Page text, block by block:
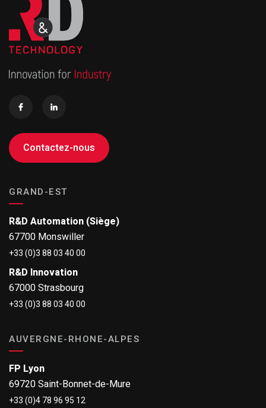
Contactez-nous
GRAND-EST
R&D Automation (Siège)
67700 Monswiller
+33 (0)3 88 03 40 00
R&D Innovation
67000 Strasbourg
+33 (0)3 88 03 40 00
AUVERGNE-RHONE-ALPES
FP Lyon
69720 Saint-Bonnet-de-Mure
+33 (0)4 78 96 95 12